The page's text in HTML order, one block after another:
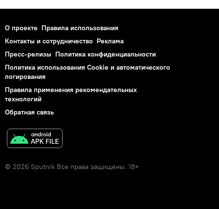
О проекте Правила использования
Контакты и сотрудничество Реклама
Пресс-релизы Политика конфиденциальности
Политика использования Cookie и автоматического
логирования
Правила применения рекомендательных
технологий
Обратная связь
© 2026 Sputnik Все права защищены. 18+